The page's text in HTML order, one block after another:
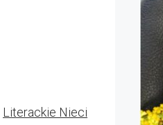
Literackie Nieci